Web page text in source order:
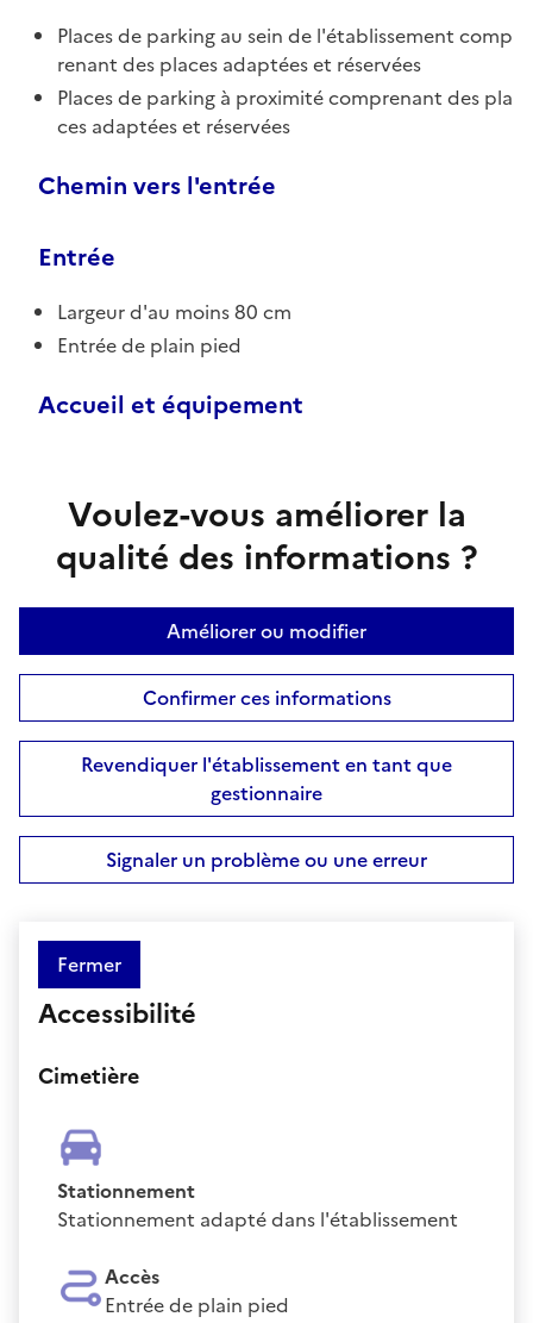
Places de parking au sein de l'établissement comp
renant des places adaptées et réservées
Places de parking à proximité comprenant des pla
ces adaptées et réservées
Chemin vers l'entrée
Entrée
Largeur d'au moins 80 cm
Entrée de plain pied
Accueil et équipement
Voulez-vous améliorer la
qualité des informations ?
Améliorer ou modifier
Confirmer ces informations
Revendiquer l'établissement en tant que
gestionnaire
Signaler un problème ou une erreur
Fermer
Accessibilité
Cimetière
Stationnement
Stationnement adapté dans l'établissement
Accès
Entrée de plain pied